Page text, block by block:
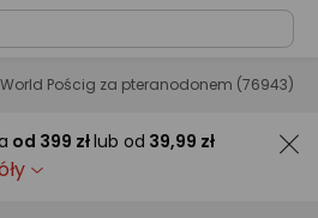
World Pościg za pteranodonem (76943)
od 399 złlub od 39,99 zł